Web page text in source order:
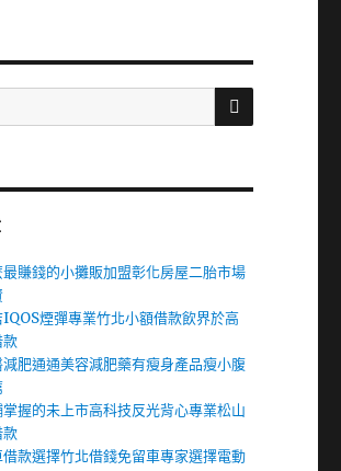
搜
賺錢的小攤販加盟彰化房屋二胎市場
IQOS煙彈專業竹北小額借款飲界於高
款
減肥通通美容減肥藥有瘦身產品瘦小腹
握的未上市高科技反光背心專業松山
款
款選擇竹北借錢免留車專家選擇電動